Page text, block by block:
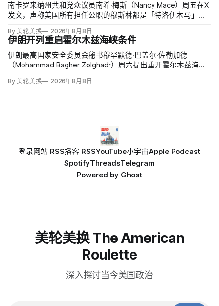
南卡罗来纳州共和党众议员南希·梅斯（Nancy Mace）周五在X
发文，声称美国所有担任公职的穆斯林都是「特洛伊木马」，
默」。截至浏览器核验时，这条帖子获得约440万次浏览、6.2
万次点赞、1万次转发和7800条回复。
By 美轮美换 2026年8月8日
伊朗开列重启霍尔木兹海峡条件
伊朗最高国家安全委员会秘书穆罕默德·巴盖尔·佐勒加德
（Mohammad Bagher Zolghadr）周六提出重开霍尔木兹海峡
支付战争赔偿、释放被冻结资产，并停止攻击伊朗地区盟友及
By 美轮美换 2026年8月8日
登录网站 RSS播客 RSSYouTube小宇宙Apple Podcast
SpotifyThreadsTelegram
Powered by Ghost
美轮美换 The American
Roulette
深入探讨当今美国政治